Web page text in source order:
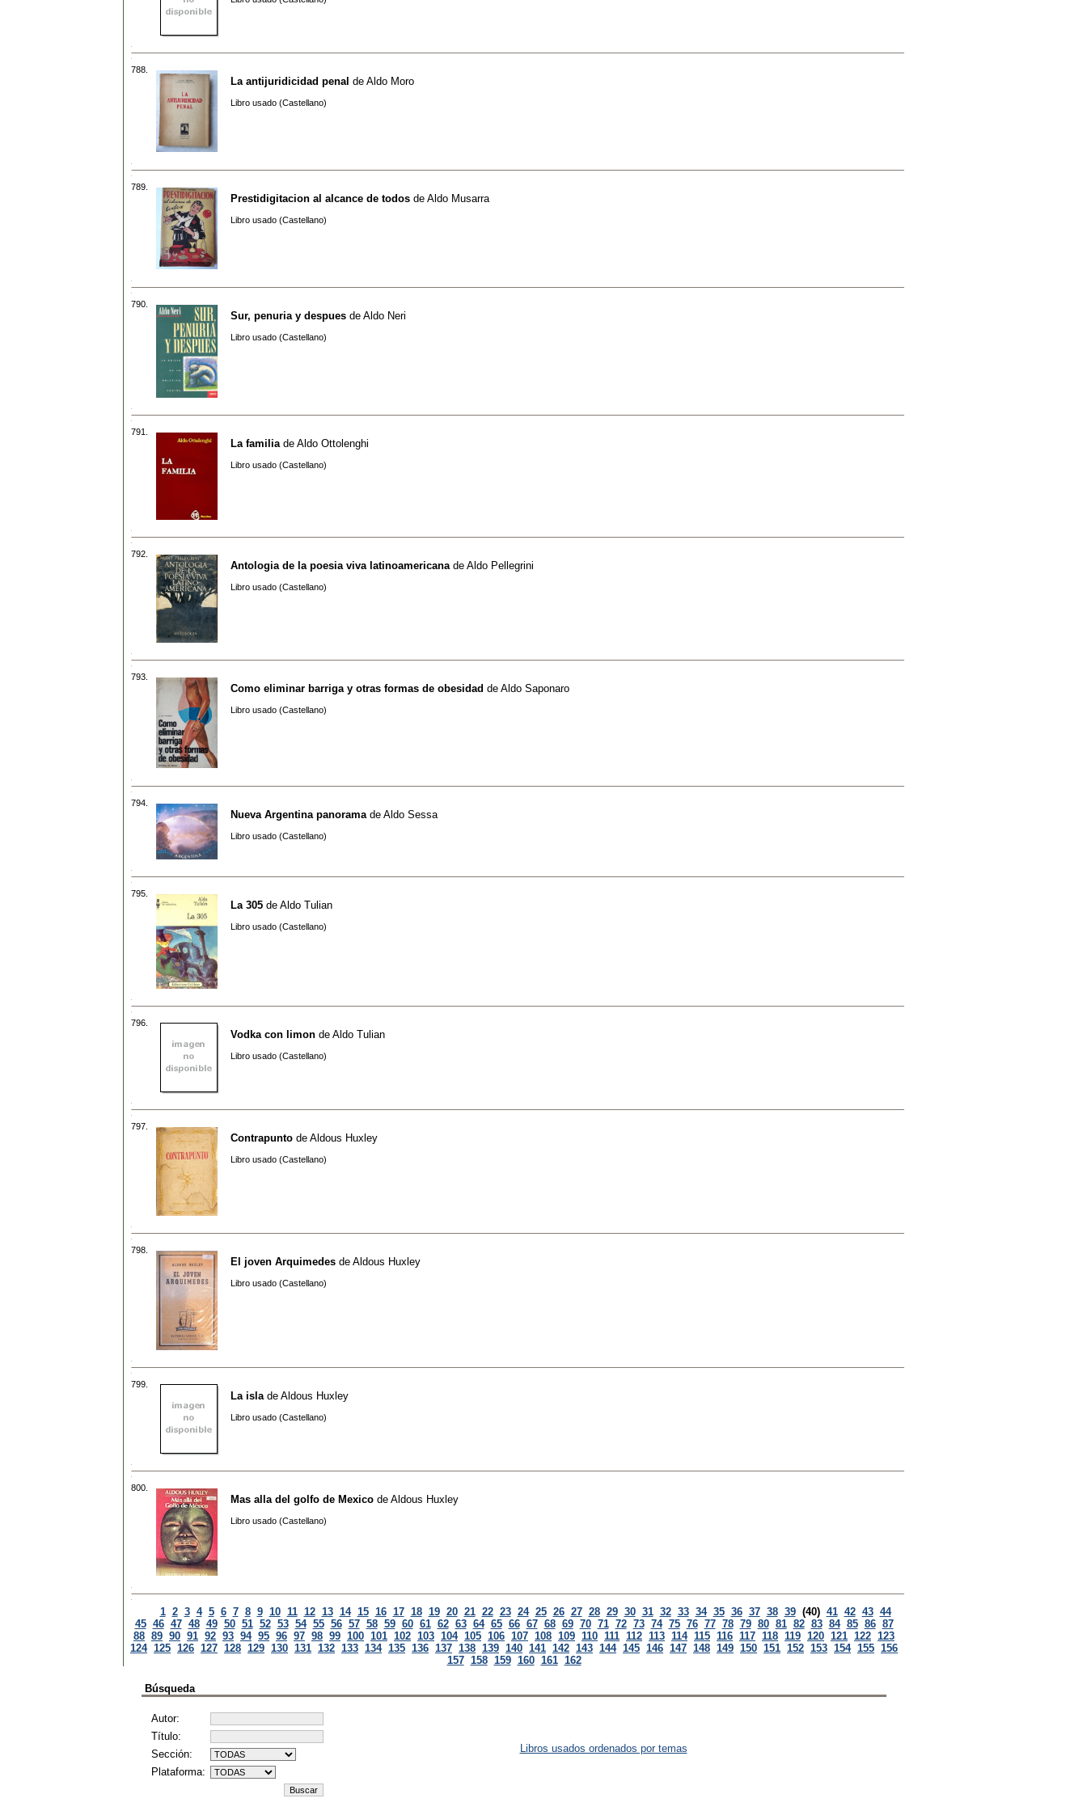
788.
La antijuridicidad penal de Aldo Moro
Libro usado (Castellano)
789.
Prestidigitacion al alcance de todos de Aldo Musarra
Libro usado (Castellano)
790.
Sur, penuria y despues de Aldo Neri
Libro usado (Castellano)
791.
La familia de Aldo Ottolenghi
Libro usado (Castellano)
792.
Antologia de la poesia viva latinoamericana de Aldo Pellegrini
Libro usado (Castellano)
793.
Como eliminar barriga y otras formas de obesidad de Aldo Saponaro
Libro usado (Castellano)
794.
Nueva Argentina panorama de Aldo Sessa
Libro usado (Castellano)
795.
La 305 de Aldo Tulian
Libro usado (Castellano)
796.
Vodka con limon de Aldo Tulian
Libro usado (Castellano)
797.
Contrapunto de Aldous Huxley
Libro usado (Castellano)
798.
El joven Arquimedes de Aldous Huxley
Libro usado (Castellano)
799.
La isla de Aldous Huxley
Libro usado (Castellano)
800.
Mas alla del golfo de Mexico de Aldous Huxley
Libro usado (Castellano)
1 2 3 4 5 6 7 8 9 10 11 12 13 14 15 16 17 18 19 20 21 22 23 24 25 26 27 28 29 30 31 32 33 34 35 36 37 38 39 (40) 41 42 43 44
45 46 47 48 49 50 51 52 53 54 55 56 57 58 59 60 61 62 63 64 65 66 67 68 69 70 71 72 73 74 75 76 77 78 79 80 81 82 83 84 85 86 87
88 89 90 91 92 93 94 95 96 97 98 99 100 101 102 103 104 105 106 107 108 109 110 111 112 113 114 115 116 117 118 119 120 121 122 123
124 125 126 127 128 129 130 131 132 133 134 135 136 137 138 139 140 141 142 143 144 145 146 147 148 149 150 151 152 153 154 155 156
157 158 159 160 161 162
Búsqueda
Autor:
Título:
Sección:
Plataforma:
Libros usados ordenados por temas